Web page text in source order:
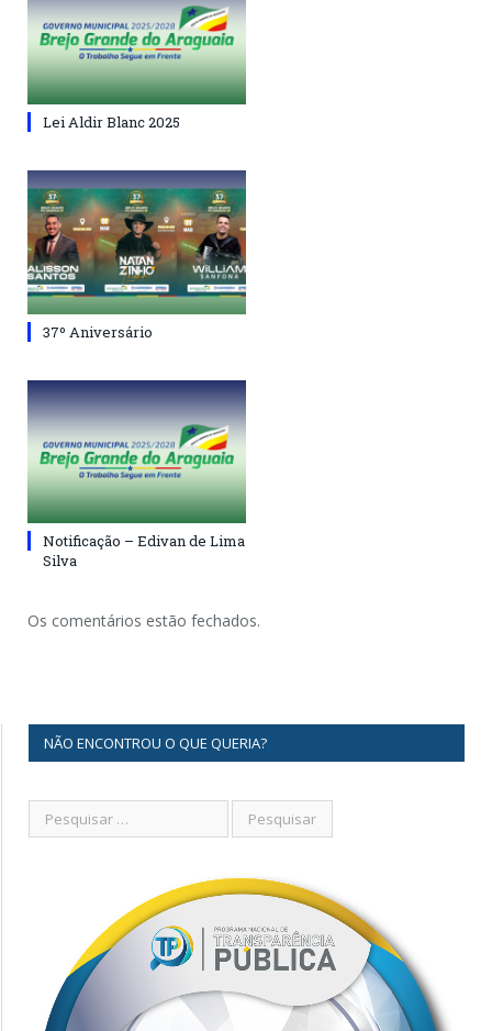
Lei Aldir Blanc 2025
37º Aniversário
Notificação – Edivan de Lima
Silva
Os comentários estão fechados.
NÃO ENCONTROU O QUE QUERIA?